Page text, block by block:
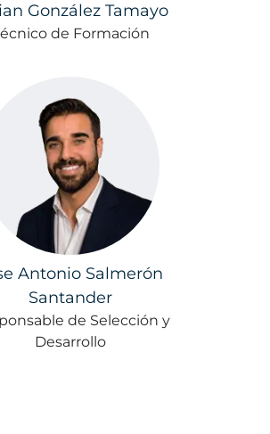
González Tamayo
de Formación
Antonio Salmerón
Santander
de Selección y
Desarrollo